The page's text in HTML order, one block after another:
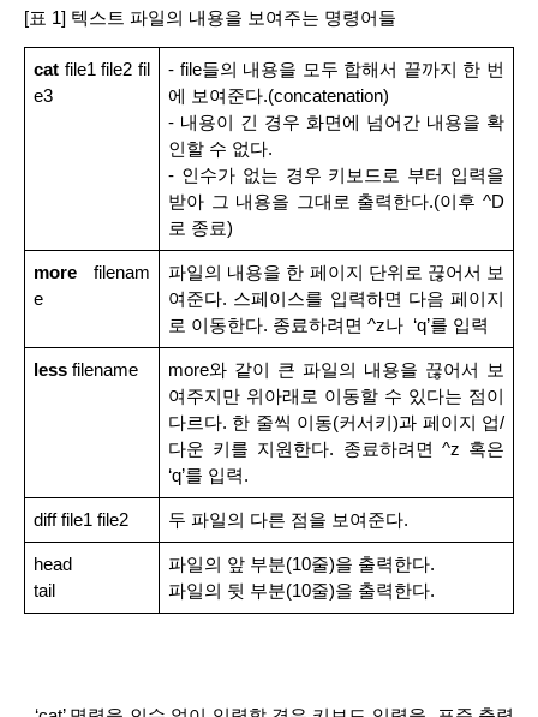
[표 1] 텍스트 파일의 내용을 보여주는 명령어들
cat file1 file2 fil
e3
- file들의 내용을 모두 합해서 끝까지 한 번
에 보여준다.(concatenation)
- 내용이 긴 경우 화면에 넘어간 내용을 확
인할 수 없다.
- 인수가 없는 경우 키보드로 부터 입력을
받아 그 내용을 그대로 출력한다.(이후 ^D
로 종료)
more filenam
e
파일의 내용을 한 페이지 단위로 끊어서 보
여준다. 스페이스를 입력하면 다음 페이지
로 이동한다. 종료하려면 ^z나  ‘q’를 입력
less filename
more와 같이 큰 파일의 내용을 끊어서 보
여주지만 위아래로 이동할 수 있다는 점이
다르다. 한 줄씩 이동(커서키)과 페이지 업/
다운 키를 지원한다. 종료하려면 ^z 혹은
‘q’를 입력.
diff file1 file2 두 파일의 다른 점을 보여준다.
head
tail
파일의 앞 부분(10줄)을 출력한다.
파일의 뒷 부분(10줄)을 출력한다.